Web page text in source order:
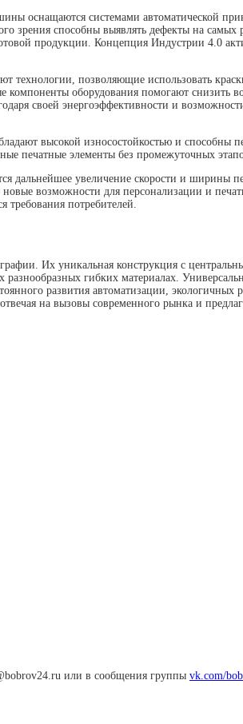
оснащаются системами автоматической
способны выявлять дефекты на самых
продукции. Концепция Индустрии 4.0
технологии, позволяющие использовать
компоненты оборудования помогают
своей энергоэффективности и
высокой износостойкостью и способны
печатные элементы без промежуточных
увеличение скорости и ширины
возможности для персонализации и
потребителей.
Их уникальная конструкция с
гибких материалах.
развития автоматизации,
на вызовы современного рынка и
или в сообщения группы vk.com/